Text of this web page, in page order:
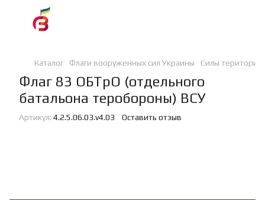
Каталог Флаги вооруженных сил Украины Силы
Флаг 83 ОБТрО (отдельного
батальона теробороны) ВСУ
Артикул: 4.2.5.06.03.v4.03 Оставить отзыв